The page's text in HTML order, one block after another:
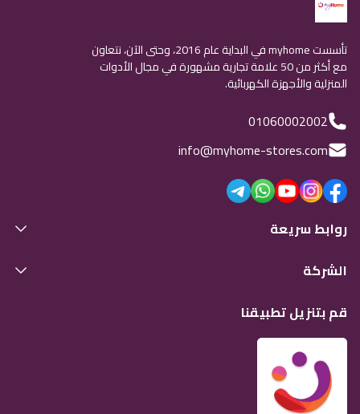
تأسست myhome في البداية عام 2016، وحتى الآن، نتعاون
مع أكثر من 50 علامة تجارية مشهورة في مجال الأدوات
المنزلية والأجهزة الكهربائية.
01060002002
info@myhome-stores.com
روابط سريعة
الشركة
قم بتنزيل تطبيقنا